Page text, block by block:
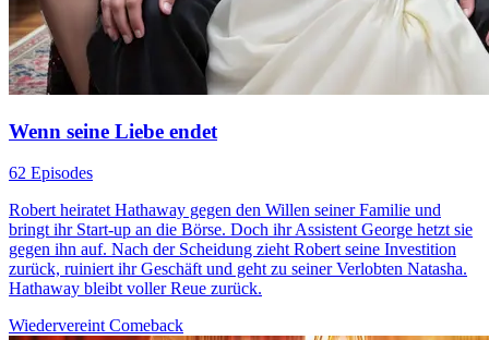
Wenn seine Liebe endet
62 Episodes
Robert heiratet Hathaway gegen den Willen seiner Familie und
bringt ihr Start-up an die Börse. Doch ihr Assistent George hetzt sie
gegen ihn auf. Nach der Scheidung zieht Robert seine Investition
zurück, ruiniert ihr Geschäft und geht zu seiner Verlobten Natasha.
Hathaway bleibt voller Reue zurück.
Wiedervereint Comeback